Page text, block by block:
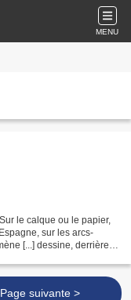
MENU
le calque ou le papier,
sur les arcs-
[...] dessine, derrière
Page suivante >